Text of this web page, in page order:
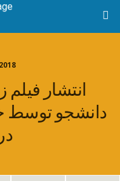
انتشار
دانشجو توسط